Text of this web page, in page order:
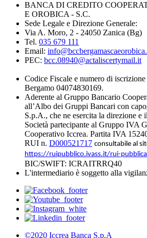
BANCA DI CREDITO
E OROBICA - S.C.
Sede Legale e Direzione Generale:
Via A. Moro, 2 - 24050 Zanica (Bg)
Tel. 035 679 111
Email:
PEC: bcc.08940@actaliscertymail.it
Codice Fiscale e numero di
Bergamo 04074830169.
Aderente al Gruppo Bancario
all’Albo dei Gruppi Bancari con
S.p.A., che ne esercita la direzione e
Società partecipante al Gruppo IVA
Cooperativo Iccrea. Partita IVA
RUI n. D000521717 consultabile al
https://ruipubblico.ivass.it/rui-
BIC/SWIFT: ICRAITRRQ40
L'intermediario è soggetto alla
©2020 Iccrea Banca S.p.A